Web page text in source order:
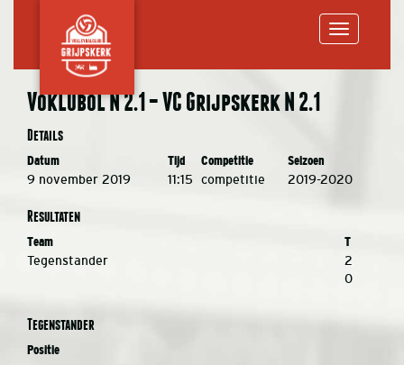
Voklubol N 2.1 – VC Grijpskerk N 2.1
Details
Datum Tijd Competitie Seizoen
9 november 2019 11:15 competitie 2019-2020
Resultaten
Team T
Tegenstander
2
0
Tegenstander
Positie